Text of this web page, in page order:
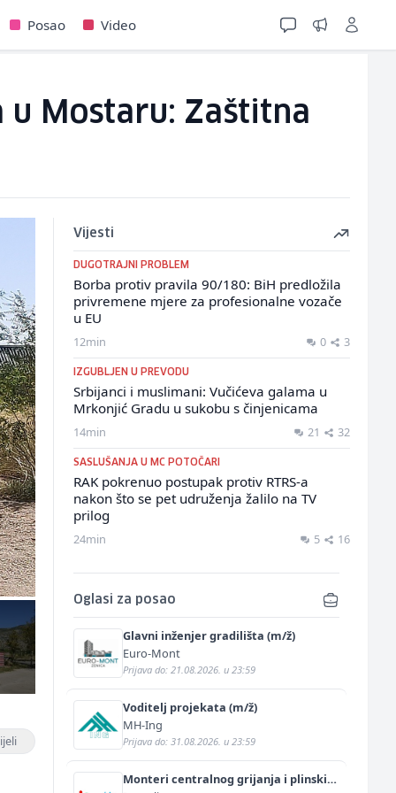
Posao Video
u Mostaru: Zaštitna
Vijesti
DUGOTRAJNI PROBLEM
Borba protiv pravila 90/180: BiH predložila
privremene mjere za profesionalne vozače
u EU
12min 0 3
IZGUBLJEN U PREVODU
Srbijanci i muslimani: Vučićeva galama u
Mrkonjić Gradu u sukobu s činjenicama
14min 21 32
SASLUŠANJA U MC POTOČARI
RAK pokrenuo postupak protiv RTRS-a
nakon što se pet udruženja žalilo na TV
prilog
24min 5 16
Oglasi za posao
Glavni inženjer gradilišta (m/ž)
Euro-Mont
Prijava do: 21.08.2026. u 23:59
Voditelj projekata (m/ž)
MH-Ing
Prijava do: 31.08.2026. u 23:59
Monteri centralnog grijanja i plinskih